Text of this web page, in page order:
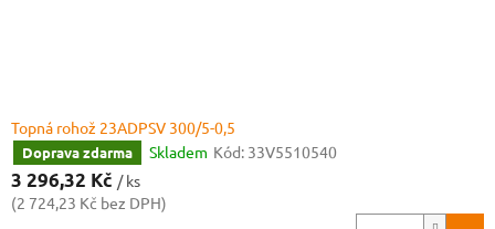
Topná rohož 23ADPSV 300/5-0,5
Doprava zdarma Skladem Kód: 33V5510540
3 296,32 Kč / ks
(2 724,23 Kč bez DPH)